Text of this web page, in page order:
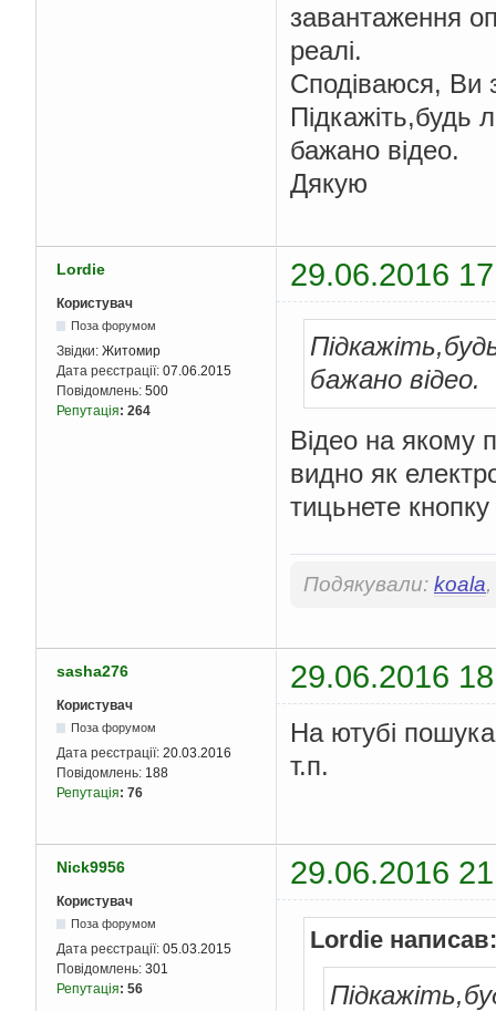
завантаження
реалі.
Сподіваюся, Ви
Підкажіть,будь
бажано відео.
Дякую
Lordie 29.06.2016
Користувач
Поза форумом
Звідки: Житомир
Дата реєстрації: 07.06.2015
Повідомлень: 500
Репутація: 264
бажано відео.
Відео на якому
видно як
тицьнете
Подякували: koala,
sasha276 29.06.2016
Користувач
Поза форумом
Дата реєстрації: 20.03.2016
Повідомлень: 188
Репутація: 76
На ютубі
т.п.
Nick9956 29.06.2016
Користувач
Поза форумом
Дата реєстрації: 05.03.2015
Повідомлень: 301
Репутація: 56
Lordie написав: